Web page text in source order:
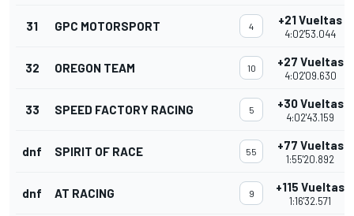
31 GPC MOTORSPORT 4 +21 Vueltas
4:02'53.044
32 OREGON TEAM 10 +27 Vueltas
4:02'09.630
33 SPEED FACTORY RACING 5 +30 Vueltas
4:02'43.159
dnf SPIRIT OF RACE 55 +77 Vueltas
1:55'20.892
dnf AT RACING 9 +115 Vueltas
1:16'32.571